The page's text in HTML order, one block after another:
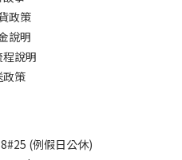
政策
說明
說明
政策
(例假日公休)